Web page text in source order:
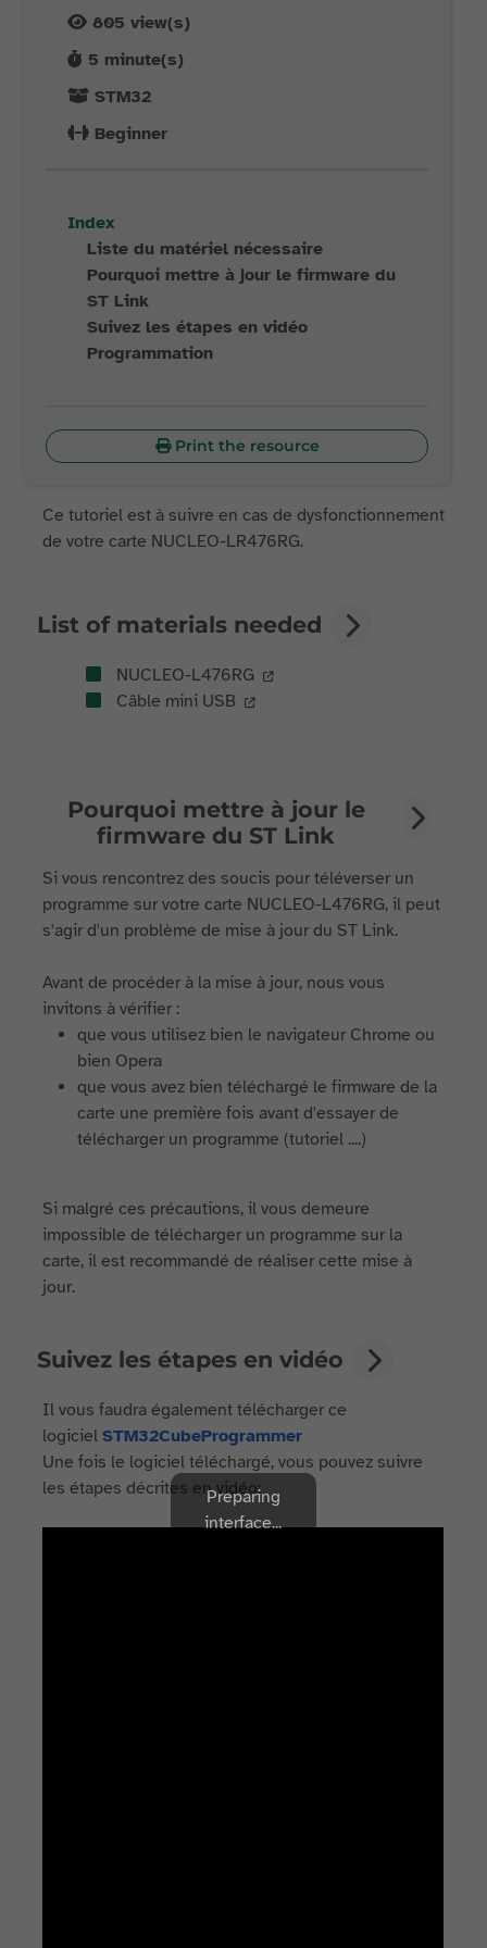
805 view(s)
5 minute(s)
STM32
Beginner
Index
Liste du matériel nécessaire
Pourquoi mettre à jour le firmware du
ST Link
Suivez les étapes en vidéo
Programmation
Print the resource
Ce tutoriel est à suivre en cas de dysfonctionnement
de votre carte NUCLEO-LR476RG.
List of materials needed
NUCLEO-L476RG
Câble mini USB
Pourquoi mettre à jour le
firmware du ST Link
Si vous rencontrez des soucis pour téléverser un
programme sur votre carte NUCLEO-L476RG, il peut
s'agir d'un problème de mise à jour du ST Link.
Avant de procéder à la mise à jour, nous vous
invitons à vérifier :
que vous utilisez bien le navigateur Chrome ou
bien Opera
que vous avez bien téléchargé le firmware de la
carte une première fois avant d'essayer de
télécharger un programme (tutoriel ....)
Si malgré ces précautions, il vous demeure
impossible de télécharger un programme sur la
carte, il est recommandé de réaliser cette mise à
jour.
Suivez les étapes en vidéo
Il vous faudra également télécharger ce
logicielSTM32CubeProgrammer
Une fois le logiciel téléchargé, vous pouvez suivre
les étapes décrites en vidéo:
Preparing
interface...